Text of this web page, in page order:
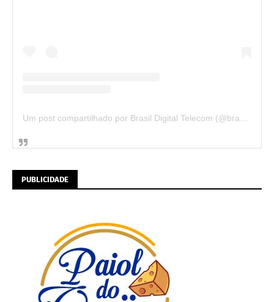
Um post compartilhado por Brasil Digital Telecom (@brasildigitaltelecom)
PUBLICIDADE